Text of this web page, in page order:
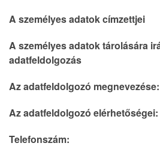
A személyes adatok címzettjei
A személyes adatok tárolására
adatfeldolgozás
Az adatfeldolgozó megnevezése:
Az adatfeldolgozó elérhetőségei:
Telefonszám: